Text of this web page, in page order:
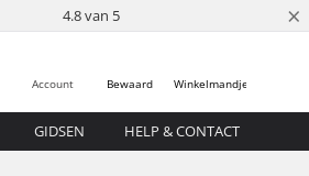
4.8 van 5 ×
Winkelmandje
Bewaard
Account
GIDSEN HELP & CONTACT